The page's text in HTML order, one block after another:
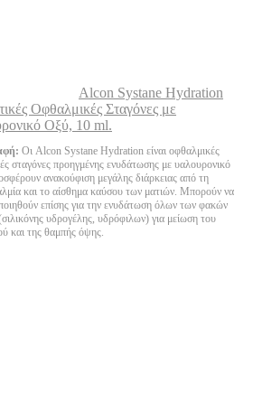
Alcon Systane Hydration
Οφθαλμικές Σταγόνες με
Οξύ, 10 ml.
Οι Alcon Systane Hydration είναι οφθαλμικές
σταγόνες προηγμένης ενυδάτωσης με υαλουρονικό
ανακούφιση μεγάλης διάρκειας από τη
και το αίσθημα καύσου των ματιών. Μπορούν να
επίσης για την ενυδάτωση όλων των φακών
υδρογέλης, υδρόφιλων) για μείωση του
και της θαμπής όψης.